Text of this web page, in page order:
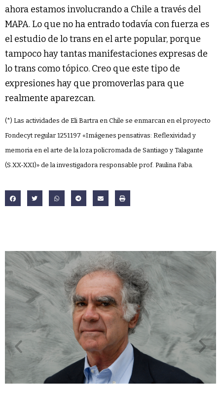
ahora estamos involucrando a Chile a través del
MAPA. Lo que no ha entrado todavía con fuerza es
el estudio de lo trans en el arte popular, porque
tampoco hay tantas manifestaciones expresas de
lo trans como tópico. Creo que este tipo de
expresiones hay que promoverlas para que
realmente aparezcan.
(*) Las actividades de Eli Bartra en Chile se enmarcan en el proyecto
Fondecyt regular 1251197 «Imágenes pensativas: Reflexividad y
memoria en el arte de la loza policromada de Santiago y Talagante
(S.XX-XXI)» de la investigadora responsable prof. Paulina Faba.